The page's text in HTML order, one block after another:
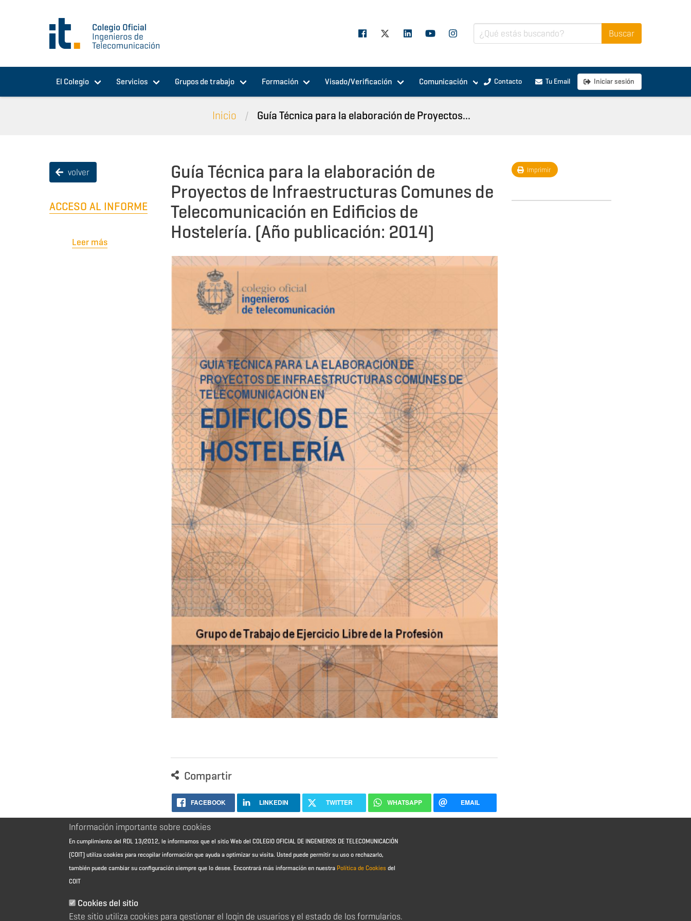
El Colegio Servicios Grupos de trabajo Formación Visado/Verificación Comunicación Contacto Tu Email Iniciar sesión
Inicio Guía Técnica para la elaboración de Proyectos...
volver
ACCESO AL INFORME
Leer mássobre ACCESO AL INFORME
Guía Técnica para la elaboración de
Proyectos de Infraestructuras Comunes de
Telecomunicación en Edificios de
Hostelería. (Año publicación: 2014)
Compartir
FACEBOOK LINKEDIN TWITTER WHATSAPP EMAIL
Imprimir
Aviso Legal - Información general
Contacto
Información importante sobre cookies
En cumplimiento del RDL 13/2012, le informamos que el sitio Web del COLEGIO OFICIAL DE INGENIEROS DE TELECOMUNICACIÓN
(COIT) utiliza cookies para recopilar información que ayuda a optimizar su visita. Usted puede permitir su uso o rechazarlo,
también puede cambiar su configuración siempre que lo desee. Encontrará más información en nuestra Política de Cookies del
COIT
Cookies del sitio
Este sitio utiliza cookies para gestionar el login de usuarios y el estado de los formularios.